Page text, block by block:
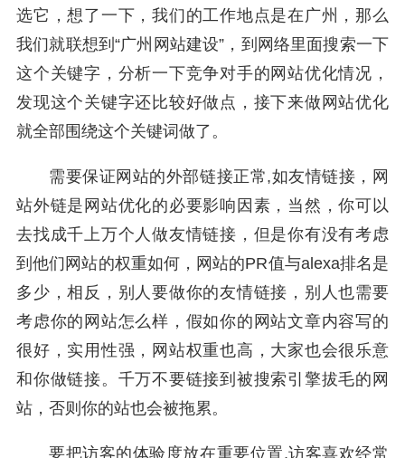
选它，想了一下，我们的工作地点是在广州，那么
我们就联想到“广州网站建设”，到网络里面搜索一下
这个关键字，分析一下竞争对手的网站优化情况，
发现这个关键字还比较好做点，接下来做网站优化
就全部围绕这个关键词做了。
需要保证网站的外部链接正常,如友情链接，网
站外链是网站优化的必要影响因素，当然，你可以
去找成千上万个人做友情链接，但是你有没有考虑
到他们网站的权重如何，网站的PR值与alexa排名是
多少，相反，别人要做你的友情链接，别人也需要
考虑你的网站怎么样，假如你的网站文章内容写的
很好，实用性强，网站权重也高，大家也会很乐意
和你做链接。千万不要链接到被搜索引擎拔毛的网
站，否则你的站也会被拖累。
要把访客的体验度放在重要位置,访客喜欢经常